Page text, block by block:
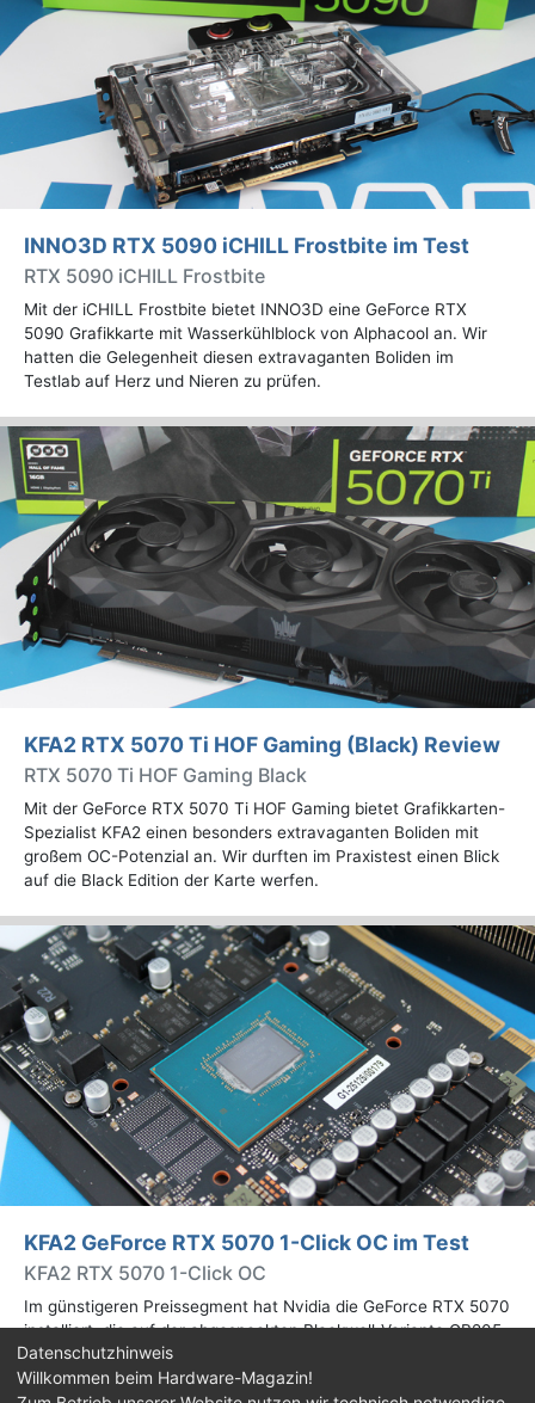
INNO3D RTX 5090 iCHILL Frostbite im Test
RTX 5090 iCHILL Frostbite
Mit der iCHILL Frostbite bietet INNO3D eine GeForce RTX
5090 Grafikkarte mit Wasserkühlblock von Alphacool an. Wir
hatten die Gelegenheit diesen extravaganten Boliden im
Testlab auf Herz und Nieren zu prüfen.
KFA2 RTX 5070 Ti HOF Gaming (Black) Review
RTX 5070 Ti HOF Gaming Black
Mit der GeForce RTX 5070 Ti HOF Gaming bietet Grafikkarten-
Spezialist KFA2 einen besonders extravaganten Boliden mit
großem OC-Potenzial an. Wir durften im Praxistest einen Blick
auf die Black Edition der Karte werfen.
KFA2 GeForce RTX 5070 1-Click OC im Test
KFA2 RTX 5070 1-Click OC
Im günstigeren Preissegment hat Nvidia die GeForce RTX 5070
installiert, die auf der abgespeckten Blackwell-Variante GB205
basiert. Wir haben uns ein Custom-Design von Hersteller KFA2
im Test genauer angesehen.
Datenschutzhinweis
Willkommen beim Hardware-Magazin!